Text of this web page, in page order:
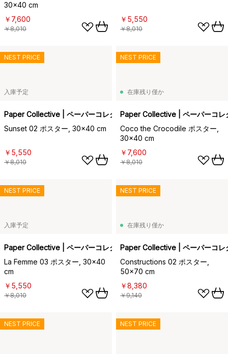
30x40 cm
￥7,600
￥8,010
￥5,550
￥8,010
入庫予定
Paper Collective | ペーパーコレクティブ
Sunset 02 ポスター, 30x40 cm
￥5,550
￥8,010
NEST PRICE
在庫残り僅か
Paper Collective | ペーパーコレ
Coco the Crocodile ポスター,
30x40 cm
￥7,600
￥8,010
NEST PRICE
入庫予定
Paper Collective | ペーパーコレクティブ
La Femme 03 ポスター, 30x40
cm
￥5,550
￥8,010
NEST PRICE
在庫残り僅か
Paper Collective | ペーパーコレ
Constructions 02 ポスター,
50x70 cm
￥8,380
￥9,140
NEST PRICE
NEST PRICE NEST PRICE